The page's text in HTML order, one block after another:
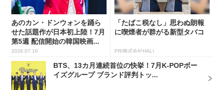
あのカン・ドンウォンを踊ら
せた話題作が日本初上陸！7月
第5週 配信開始の韓国映画...
2026.07.16
「たばこ税なし」思わぬ朗報
に喫煙者が群がる新型タバコ
PR(株式会社HAL)
BTS、13カ月連続首位の快挙！7月K-POPボー
イズグループ ブランド評判トッ...